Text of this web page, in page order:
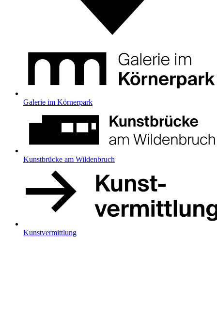
Galerie im Körnerpark
Kunstbrücke am Wildenbruch
Kunstvermittlung